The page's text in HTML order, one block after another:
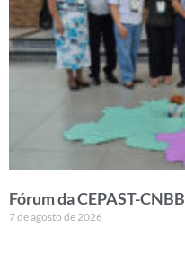
Fórum da CEPAST-CNBB
7 de agosto de 2026